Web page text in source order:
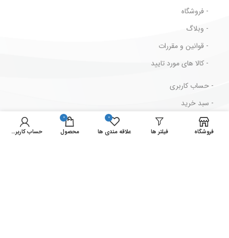
- فروشگاه
- وبلاگ
- قوانین و مقررات
- کالا های مورد تایید
- حساب کاربری
- سبد خرید
- پیگیری سفارش
- قوانین و مقررات
فروشگاه فیلتر ها
0
علاقه مندی ها
0
محصول حساب کاربری من